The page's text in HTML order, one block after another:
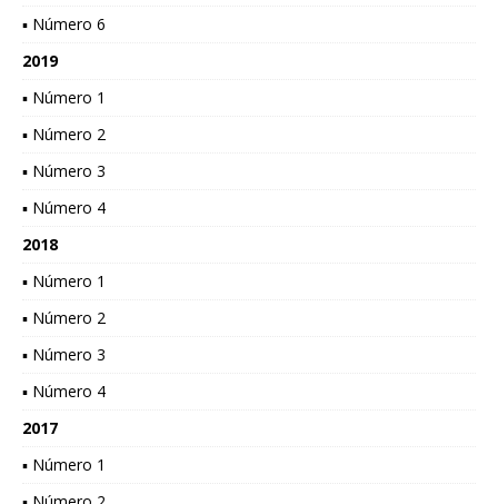
▪ Número 6
2019
▪ Número 1
▪ Número 2
▪ Número 3
▪ Número 4
2018
▪ Número 1
▪ Número 2
▪ Número 3
▪ Número 4
2017
▪ Número 1